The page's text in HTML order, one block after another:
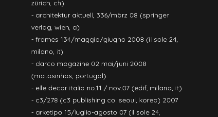
zürich, ch)
- architektur aktuell, 336/märz 08 (springer
verlag, wien, a)
- frames 134/maggio/giugno 2008 (il sole 24,
milano, it)
- darco magazine 02 mai/juni 2008
(matosinhos, portugal)
- elle decor italia no.11 / nov.07 (edif, milano, it)
- c3/278 (c3 publishing co. seoul, korea) 2007
- arketipo 15/luglio-agosto 07 (il sole 24,